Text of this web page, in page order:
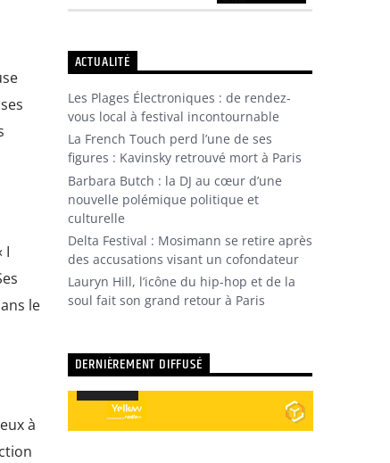
I
le
à
ACTUALITÉ
Les Plages Électroniques : de rendez-
vous local à festival incontournable
La French Touch perd l’une de ses
figures : Kavinsky retrouvé mort à Paris
Barbara Butch : la DJ au cœur d’une
nouvelle polémique politique et
culturelle
Delta Festival : Mosimann se retire après
des accusations visant un cofondateur
Lauryn Hill, l’icône du hip-hop et de la
soul fait son grand retour à Paris
DERNIÈREMENT DIFFUSÉ
Lecteur
audio
Utilisez
flèches